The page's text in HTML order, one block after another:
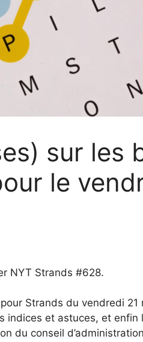
sur les
le
NYT Strands #628.
Strands du vendredi 21
indices et astuces, et enfin
du conseil